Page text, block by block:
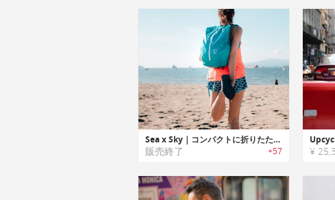
Sea x Sky｜コンパクトに折りたためポケットにフィットする防水バックパック「シートゥスカイ」
販売終了 +57 ¥